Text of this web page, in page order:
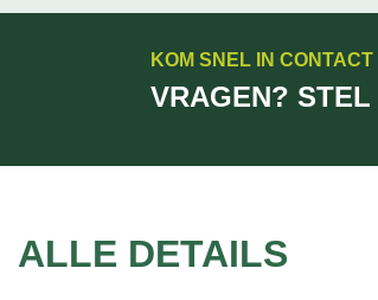
KOM SNEL IN CONTACT
VRAGEN? STEL
ALLE DETAILS